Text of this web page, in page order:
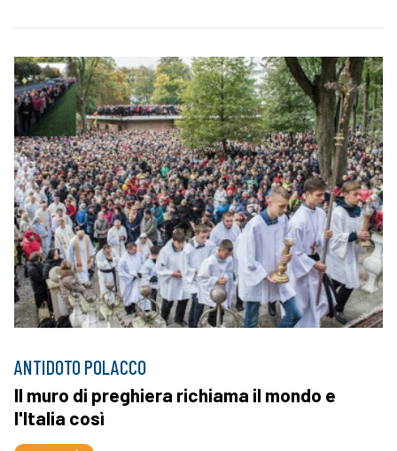
ANTIDOTO POLACCO
Il muro di preghiera richiama il mondo e
l'Italia così